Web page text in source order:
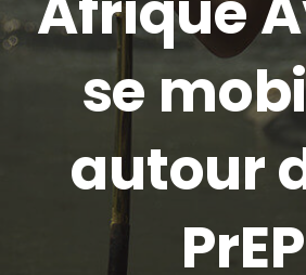
se
autour
PrEP